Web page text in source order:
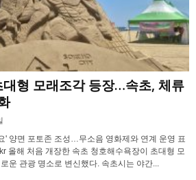
형 모래조각 등장…속초, 체류
' 양면 포토존 조성…무소음 영화제와 연계 운영 표
올해 처음 개장한 속초 청호해수욕장이 초대형 모
운 관광 명소로 변신했다. 속초시는 야간...